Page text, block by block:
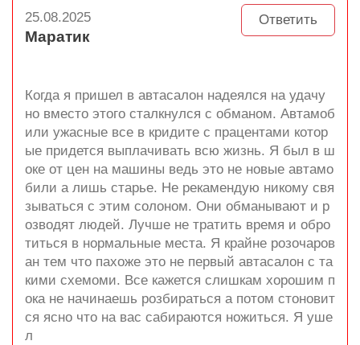
Ответить
25.08.2025
Маратик
Когда я пришел в автасалон надеялся на удачу
но вместо этого сталкнулся с обманом. Автамоб
или ужасные все в кридите с працентами котор
ые придется выплачивать всю жизнь. Я был в ш
оке от цен на машины ведь это не новые автамо
били а лишь старье. Не рекамендую никому свя
зываться с этим солоном. Они обманывают и р
озводят людей. Лучше не тратить время и обро
титься в нормальные места. Я крайне розочаров
ан тем что пахоже это не первый автасалон с та
кими схемоми. Все кажется слишкам хорошим п
ока не начинаешь розбираться а потом стоновит
ся ясно что на вас сабираются ножиться. Я уше
л